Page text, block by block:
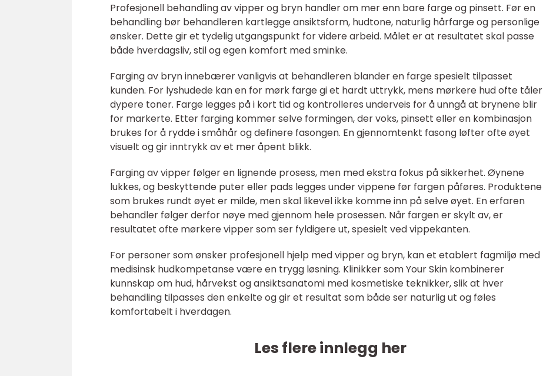
Profesjonell behandling av vipper og bryn handler om mer enn bare farge og pinsett. Før en
behandling bør behandleren kartlegge ansiktsform, hudtone, naturlig hårfarge og personlige
ønsker. Dette gir et tydelig utgangspunkt for videre arbeid. Målet er at resultatet skal passe
både hverdagsliv, stil og egen komfort med sminke.
Farging av bryn innebærer vanligvis at behandleren blander en farge spesielt tilpasset
kunden. For lyshudede kan en for mørk farge gi et hardt uttrykk, mens mørkere hud ofte tåler
dypere toner. Farge legges på i kort tid og kontrolleres underveis for å unngå at brynene blir
for markerte. Etter farging kommer selve formingen, der voks, pinsett eller en kombinasjon
brukes for å rydde i småhår og definere fasongen. En gjennomtenkt fasong løfter ofte øyet
visuelt og gir inntrykk av et mer åpent blikk.
Farging av vipper følger en lignende prosess, men med ekstra fokus på sikkerhet. Øynene
lukkes, og beskyttende puter eller pads legges under vippene før fargen påføres. Produktene
som brukes rundt øyet er milde, men skal likevel ikke komme inn på selve øyet. En erfaren
behandler følger derfor nøye med gjennom hele prosessen. Når fargen er skylt av, er
resultatet ofte mørkere vipper som ser fyldigere ut, spesielt ved vippekanten.
For personer som ønsker profesjonell hjelp med vipper og bryn, kan et etablert fagmiljø med
medisinsk hudkompetanse være en trygg løsning. Klinikker som Your Skin kombinerer
kunnskap om hud, hårvekst og ansiktsanatomi med kosmetiske teknikker, slik at hver
behandling tilpasses den enkelte og gir et resultat som både ser naturlig ut og føles
komfortabelt i hverdagen.
Les flere innlegg her